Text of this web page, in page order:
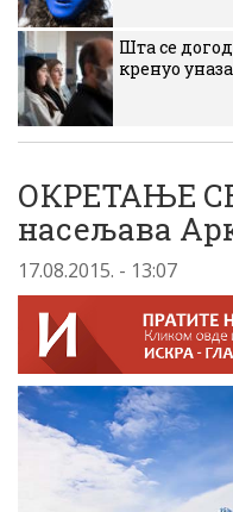
Шта се
кренуо
ОКРЕТАЊЕ
насељава
17.08.2015. - 13:07